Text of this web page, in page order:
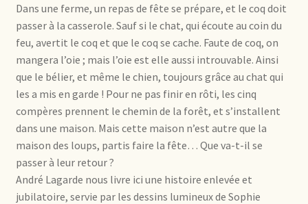
Dans une ferme, un repas de fête se prépare, et le coq doit
passer à la casserole. Sauf si le chat, qui écoute au coin du
feu, avertit le coq et que le coq se cache. Faute de coq, on
mangera l’oie ; mais l’oie est elle aussi introuvable. Ainsi
que le bélier, et même le chien, toujours grâce au chat qui
les a mis en garde ! Pour ne pas finir en rôti, les cinq
compères prennent le chemin de la forêt, et s’installent
dans une maison. Mais cette maison n’est autre que la
maison des loups, partis faire la fête… Que va-t-il se
passer à leur retour ?
André Lagarde nous livre ici une histoire enlevée et
jubilatoire, servie par les dessins lumineux de Sophie